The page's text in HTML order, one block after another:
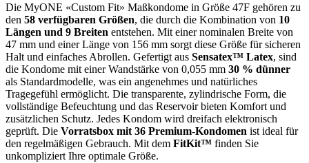
Die MyONE «Custom Fit» Maßkondome in Größe 47F gehören zu
den 58 verfügbaren Größen, die durch die Kombination von 10
Längen und 9 Breiten entstehen. Mit einer nominalen Breite von
47 mm und einer Länge von 156 mm sorgt diese Größe für sicheren
Halt und einfaches Abrollen. Gefertigt aus Sensatex™ Latex, sind
die Kondome mit einer Wandstärke von 0,055 mm 30 % dünner
als Standardmodelle, was ein angenehmes und natürliches
Tragegefühl ermöglicht. Die transparente, zylindrische Form, die
vollständige Befeuchtung und das Reservoir bieten Komfort und
zusätzlichen Schutz. Jedes Kondom wird dreifach elektronisch
geprüft. Die Vorratsbox mit 36 Premium-Kondomen ist ideal für
den regelmäßigen Gebrauch. Mit dem FitKit™ finden Sie
unkompliziert Ihre optimale Größe.